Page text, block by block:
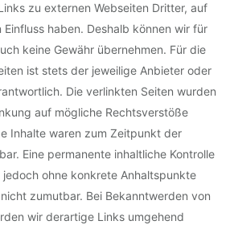
zu externen Webseiten Dritter, auf
haben. Deshalb können wir für
keine Gewähr übernehmen. Für die
ist stets der jeweilige Anbieter oder
Die verlinkten Seiten wurden
auf mögliche Rechtsverstöße
Inhalte waren zum Zeitpunkt der
Eine permanente inhaltliche Kontrolle
ohne konkrete Anhaltspunkte
zumutbar. Bei Bekanntwerden von
wir derartige Links umgehend